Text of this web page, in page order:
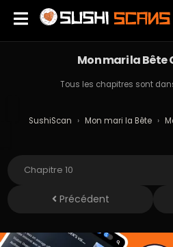
Mon mari la Bête
Tous les chapitres sont
SushiScan › Mon mari la Bête ›
Précédent